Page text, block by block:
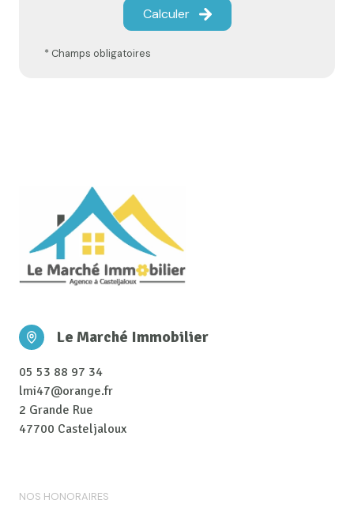
Calculer
* Champs obligatoires
Le Marché Immobilier
05 53 88 97 34
lmi47@orange.fr
2 Grande Rue
47700 Casteljaloux
NOS HONORAIRES